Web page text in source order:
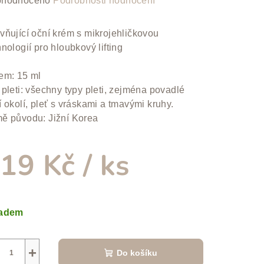
oční krém s mikrojehličkovou
pro hloubkový lifting
15 ml
pleti: všechny typy pleti, zejména povadlé
okolí, pleť s vráskami a tmavými kruhy.
původu: Jižní Korea
Kč/ ks
+ Do košíku